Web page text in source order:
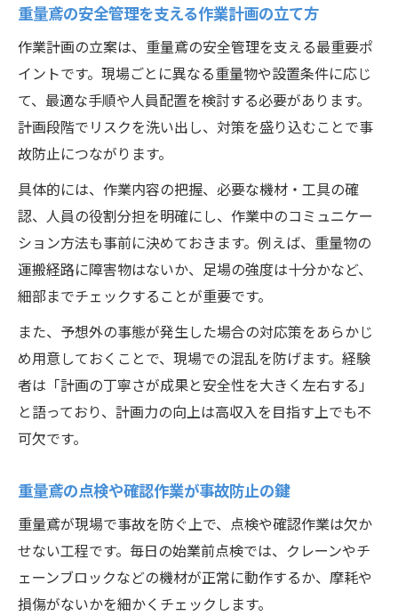
重量鳶の安全管理を支える作業計画の立て方
作業計画の立案は、重量鳶の安全管理を支える最重要ポ
イントです。現場ごとに異なる重量物や設置条件に応じ
て、最適な手順や人員配置を検討する必要があります。
計画段階でリスクを洗い出し、対策を盛り込むことで事
故防止につながります。
具体的には、作業内容の把握、必要な機材・工具の確
認、人員の役割分担を明確にし、作業中のコミュニケー
ション方法も事前に決めておきます。例えば、重量物の
運搬経路に障害物はないか、足場の強度は十分かなど、
細部までチェックすることが重要です。
また、予想外の事態が発生した場合の対応策をあらかじ
め用意しておくことで、現場での混乱を防げます。経験
者は「計画の丁寧さが成果と安全性を大きく左右する」
と語っており、計画力の向上は高収入を目指す上でも不
可欠です。
重量鳶の点検や確認作業が事故防止の鍵
重量鳶が現場で事故を防ぐ上で、点検や確認作業は欠か
せない工程です。毎日の始業前点検では、クレーンやチ
ェーンブロックなどの機材が正常に動作するか、摩耗や
損傷がないかを細かくチェックします。